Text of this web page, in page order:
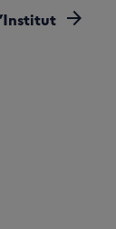
arrow_forward